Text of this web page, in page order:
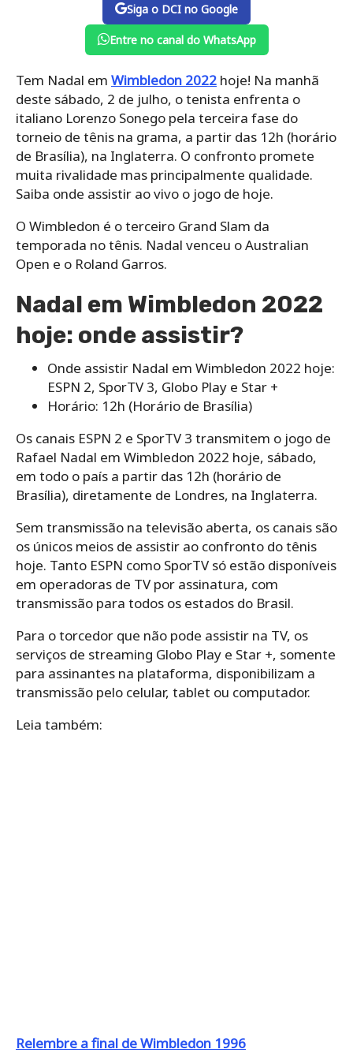
Siga o DCI no Google
Entre no canal do WhatsApp
Tem Nadal em Wimbledon 2022 hoje! Na manhã
deste sábado, 2 de julho, o tenista enfrenta o
italiano Lorenzo Sonego pela terceira fase do
torneio de tênis na grama, a partir das 12h (horário
de Brasília), na Inglaterra. O confronto promete
muita rivalidade mas principalmente qualidade.
Saiba onde assistir ao vivo o jogo de hoje.
O Wimbledon é o terceiro Grand Slam da
temporada no tênis. Nadal venceu o Australian
Open e o Roland Garros.
Nadal em Wimbledon 2022
hoje: onde assistir?
Onde assistir Nadal em Wimbledon 2022 hoje:
ESPN 2, SporTV 3, Globo Play e Star +
Horário: 12h (Horário de Brasília)
Os canais ESPN 2 e SporTV 3 transmitem o jogo de
Rafael Nadal em Wimbledon 2022 hoje, sábado,
em todo o país a partir das 12h (horário de
Brasília), diretamente de Londres, na Inglaterra.
Sem transmissão na televisão aberta, os canais são
os únicos meios de assistir ao confronto do tênis
hoje. Tanto ESPN como SporTV só estão disponíveis
em operadoras de TV por assinatura, com
transmissão para todos os estados do Brasil.
Para o torcedor que não pode assistir na TV, os
serviços de streaming Globo Play e Star +, somente
para assinantes na plataforma, disponibilizam a
transmissão pelo celular, tablet ou computador.
Leia também:
Relembre a final de Wimbledon 1996